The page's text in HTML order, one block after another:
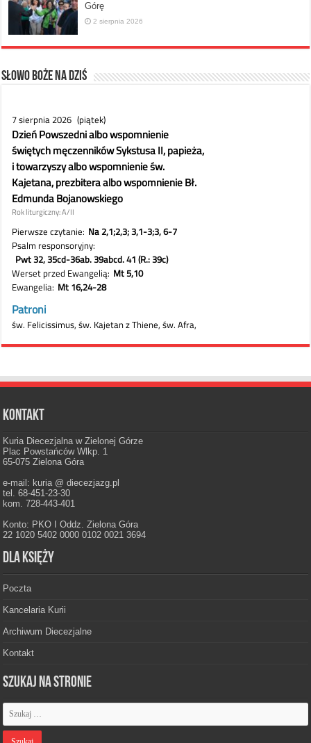
Górę
2 sierpnia 2026
Słowo Boże na dziś
Kontakt
Kuria Diecezjalna w Zielonej Górze
Plac Powstańców Wlkp. 1
65-075 Zielona Góra
e-mail: kuria @ diecezjazg.pl
tel. 68-451-23-30
kom. 728-443-401
Konto: PKO I Oddz. Zielona Góra
22 1020 5402 0000 0102 0021 3694
Dla księży
Poczta
Kancelaria Kurii
Archiwum Diecezjalne
Kontakt
Szukaj na stronie